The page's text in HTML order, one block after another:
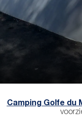
Camping Golfe du